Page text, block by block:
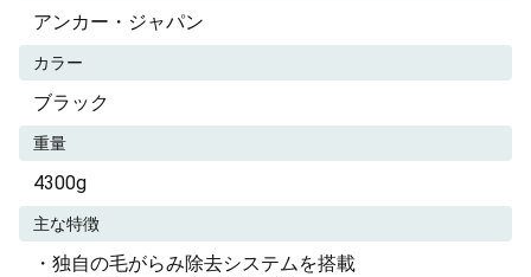
アンカー・ジャパン
カラー
ブラック
重量
4300g
主な特徴
・独自の毛がらみ除去システムを搭載